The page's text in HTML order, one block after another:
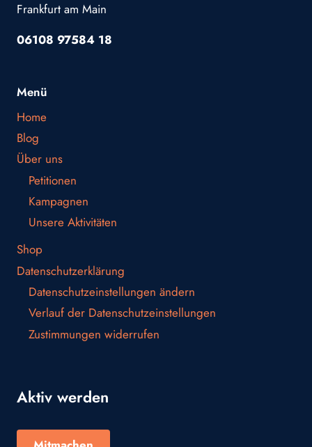
Frankfurt am Main
06108 97584 18
Menü
Home
Blog
Über uns
Petitionen
Kampagnen
Unsere Aktivitäten
Shop
Datenschutzerklärung
Datenschutzeinstellungen ändern
Verlauf der Datenschutzeinstellungen
Zustimmungen widerrufen
Aktiv werden